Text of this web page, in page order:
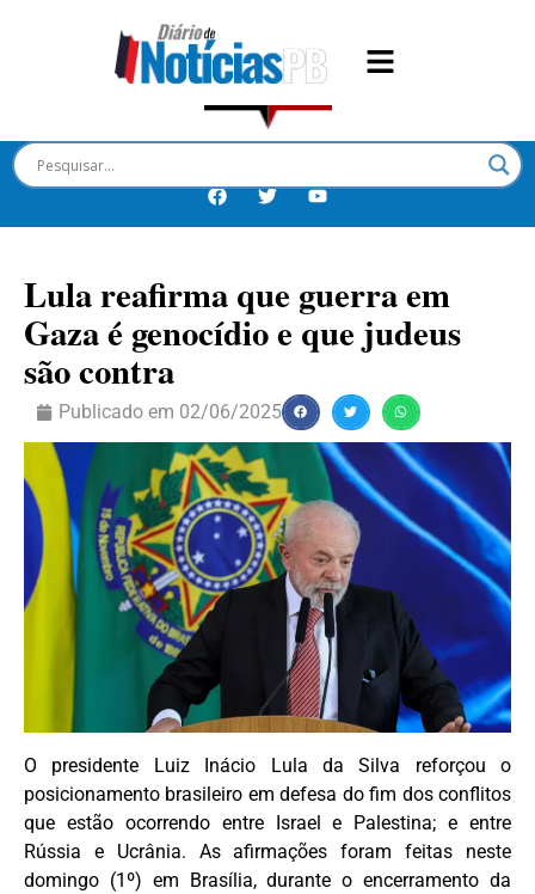
Lula reafirma que guerra em
Gaza é genocídio e que judeus
são contra
Publicado em 02/06/2025
O presidente Luiz Inácio Lula da Silva reforçou o
posicionamento brasileiro em defesa do fim dos conflitos
que estão ocorrendo entre Israel e Palestina; e entre
Rússia e Ucrânia. As afirmações foram feitas neste
domingo (1º) em Brasília, durante o encerramento da